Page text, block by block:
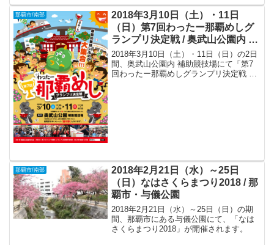
行委員会共催...
那覇市/南部
2018年3月10日（土）・11日
（日）第7回わったー那覇めしグ
ランプリ決定戦 / 奥武山公園内 補
助競技場
2018年3月10日（土）・11日（日）の2日
間、奥武山公園内 補助競技場にて「第7
回わったー那覇めしグランプリ決定戦 」
那覇市/南部
2018年2月21日（水）～25日
（日）なはさくらまつり2018 / 那
覇市・与儀公園
2018年2月21日（水）～25日（日）の期
間、那覇市にある与儀公園にて、「なは
さくらまつり2018」が開催されます。